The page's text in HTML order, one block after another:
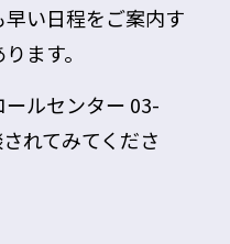
い日程をご案内す
ます。
ールセンター 03-
れてみてくださ